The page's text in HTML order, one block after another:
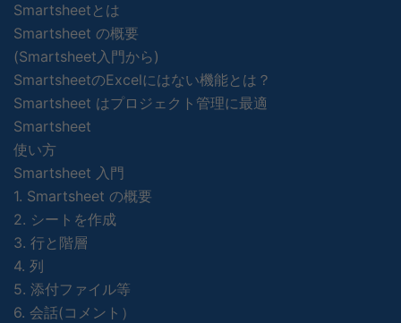
Smartsheetとは
Smartsheet の概要
(Smartsheet入門から)
SmartsheetのExcelにはない機能とは？
Smartsheet はプロジェクト管理に最適
Smartsheet
使い方
Smartsheet 入門
1. Smartsheet の概要
2. シートを作成
3. 行と階層
4. 列
5. 添付ファイル等
6. 会話(コメント）